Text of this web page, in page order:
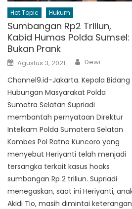
Hot Topic Hukum
Sumbangan Rp2 Triliun,
Kabid Humas Polda Sumsel:
Bukan Prank
Posted
on
Agustus 3, 2021 Author
Dewi
Channel9.id-Jakarta. Kepala Bidang
Hubungan Masyarakat Polda
Sumatra Selatan Supriadi
membantah pernyataan Direktur
Intelkam Polda Sumatera Selatan
Kombes Pol Ratno Kuncoro yang
menyebut Heriyanti telah menjadi
tersangka terkait kasus hoaks
sumbangan Rp 2 triliun. Supriadi
menegaskan, saat ini Heriyanti,
Akidi Tio, masih dimintai